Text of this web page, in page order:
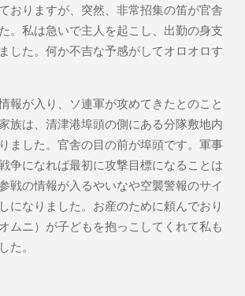
おりますが、突然、非常招集の笛が官舎
。私は急いで主人を起こし、出勤の身支
した。何か不吉な予感がしてオロオロす
報が入り、ソ連軍が攻めてきたとのこと
族は、清津港埠頭の側にある分隊敷地内
ました。官舎の目の前が埠頭です。軍事
争になれば最初に攻撃目標になることは
戦の情報が入るやいなや空襲警報のサイ
になりました。お産のために頼んでおり
ムニ）が子どもを抱っこしてくれて私も
た。